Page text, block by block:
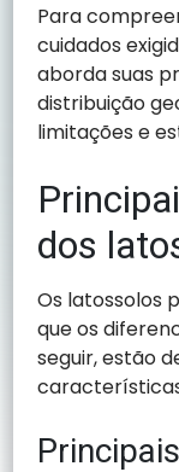
Para
cuidados
aborda suas
distribuição
limitações e
dos
Os latossolos
que os
seguir, estão